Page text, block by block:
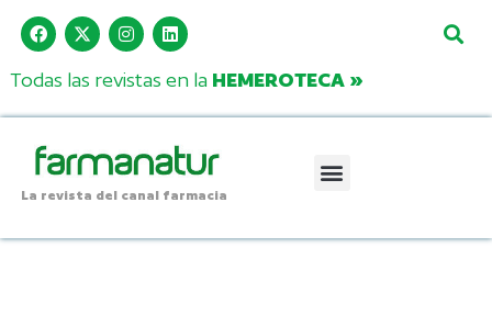
Todas las revistas en la HEMEROTECA »
La revista del canal farmacia